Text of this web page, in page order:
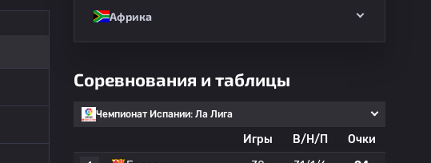
Африка
Соревнования и таблицы
Чемпионат Испании: Ла Лига
Игры В/Н/П
Очки